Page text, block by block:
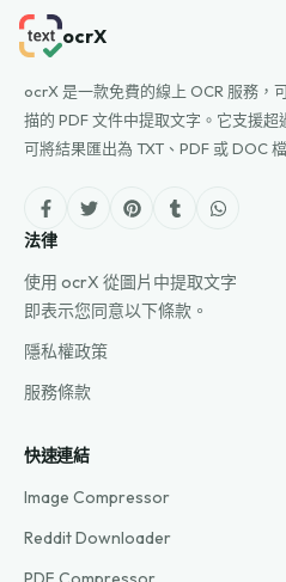
ocrX
ocrX 是一款免費的線上 OCR 服務，
描的 PDF 文件中提取文字。它支援超
可將結果匯出為 TXT、PDF 或 DOC
法律
使用 ocrX 從圖片中提取文字
即表示您同意以下條款。
隱私權政策
服務條款
快速連結
Image Compressor
Reddit Downloader